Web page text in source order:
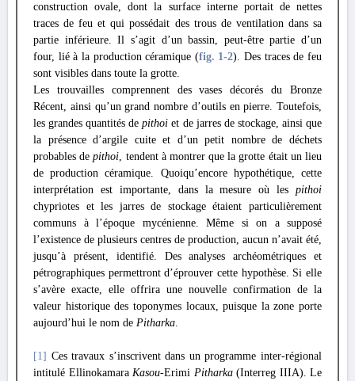
construction ovale, dont la surface interne portait de nettes
traces de feu et qui possédait des trous de ventilation dans sa
partie inférieure. Il s’agit d’un bassin, peut-être partie d’un
four, lié à la production céramique (fig. 1-2). Des traces de feu
sont visibles dans toute la grotte.
Les trouvailles comprennent des vases décorés du Bronze
Récent, ainsi qu’un grand nombre d’outils en pierre. Toutefois,
les grandes quantités depithoi et de jarres de stockage, ainsi que
la présence d’argile cuite et d’un petit nombre de déchets
probables depithoi, tendent à montrer que la grotte était un lieu
de production céramique. Quoiqu’encore hypothétique, cette
interprétation est importante, dans la mesure où les pithoi
chypriotes et les jarres de stockage étaient particulièrement
communs à l’époque mycénienne. Même si on a supposé
l’existence de plusieurs centres de production, aucun n’avait été,
jusqu’à présent, identifié. Des analyses archéométriques et
pétrographiques permettront d’éprouver cette hypothèse. Si elle
s’avère exacte, elle offrira une nouvelle confirmation de la
valeur historique des toponymes locaux, puisque la zone porte
aujourd’hui le nom de Pitharka.
[1] Ces travaux s’inscrivent dans un programme inter-régional
intitulé Ellinokamara Kasou-Erimi Pitharka(Interreg IIIA). Le